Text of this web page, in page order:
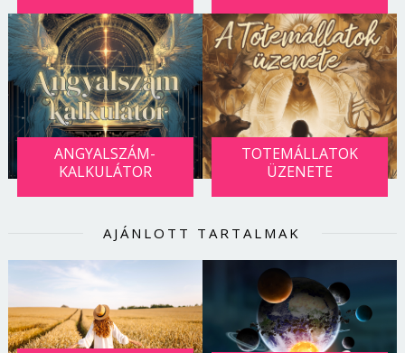
ANGYALSZÁM-
KALKULÁTOR
TOTEMÁLLATOK
ÜZENETE
AJÁNLOTT TARTALMAK